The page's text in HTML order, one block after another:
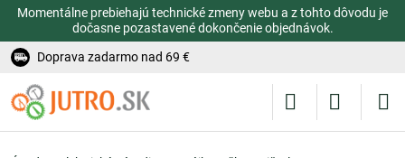
Momentálne prebiehajú technické zmeny webu a z tohto dôvodu je
dočasne pozastavené dokončenie objednávok.
Doprava zadarmo nad 69 €